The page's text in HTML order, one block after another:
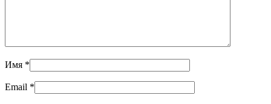
Имя *
Email *